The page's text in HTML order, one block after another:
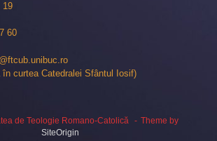
19
60
curtea Catedralei Sfântul Iosif)
de Teologie Romano-Catolică
Theme by
SiteOrigin